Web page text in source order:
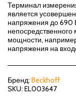
Терминал
является
напряжения до 690
мощности,
напряжения на
Бренд: Beckhoff
SKU: EL003647